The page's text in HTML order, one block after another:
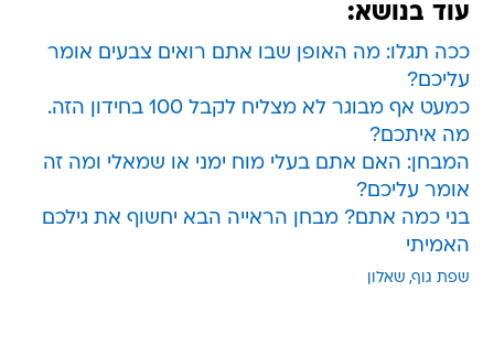
עוד בנושא:
ככה תגלו: מה האופן שבו אתם רואים צבעים אומר
עליכם?
כמעט אף מבוגר לא מצליח לקבל 100 בחידון הזה.
מה איתכם?
המבחן: האם אתם בעלי מוח ימני או שמאלי ומה זה
אומר עליכם?
בני כמה אתם? מבחן הראייה הבא יחשוף את גילכם
האמיתי
שפת גוף שאלון